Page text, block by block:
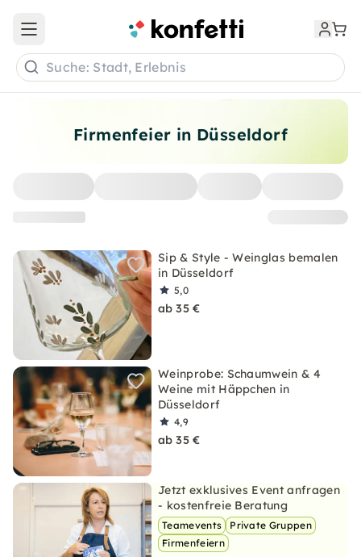
Firmenfeier in Düsseldorf
Sip & Style - Weinglas bemalen
in Düsseldorf
5,0
ab 35 €
Weinprobe: Schaumwein & 4
Weine mit Häppchen in
Düsseldorf
4,9
ab 35 €
Jetzt exklusives Event anfragen
- kostenfreie Beratung
Teamevents
Private Gruppen
Firmenfeiern
Open main menu
Suche: Stadt, Erlebnis